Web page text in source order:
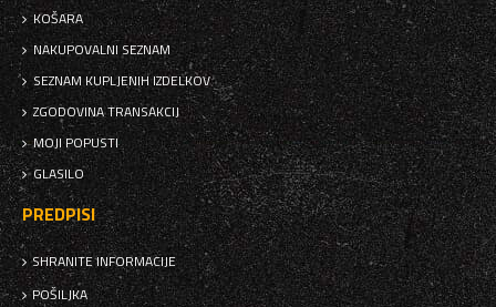
KOŠARA
NAKUPOVALNI SEZNAM
SEZNAM KUPLJENIH IZDELKOV
ZGODOVINA TRANSAKCIJ
MOJI POPUSTI
GLASILO
PREDPISI
SHRANITE INFORMACIJE
POŠILJKA